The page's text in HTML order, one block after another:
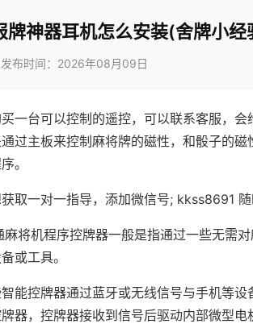
牌神器耳机怎么安装(舍牌小经
发布时间：2026年08月09日
一台可以控制的遥控，可以联系客服，会
过主板来控制麻将牌的磁性，和骰子的磁
。
取一对一指导，添加微信号; kkss8691 随
将机程序控牌器一般是指通过一些无需
或工具。
能控牌器通过蓝牙或无线信号与手机等设
器，控牌器接收到信号后驱动内部微型电